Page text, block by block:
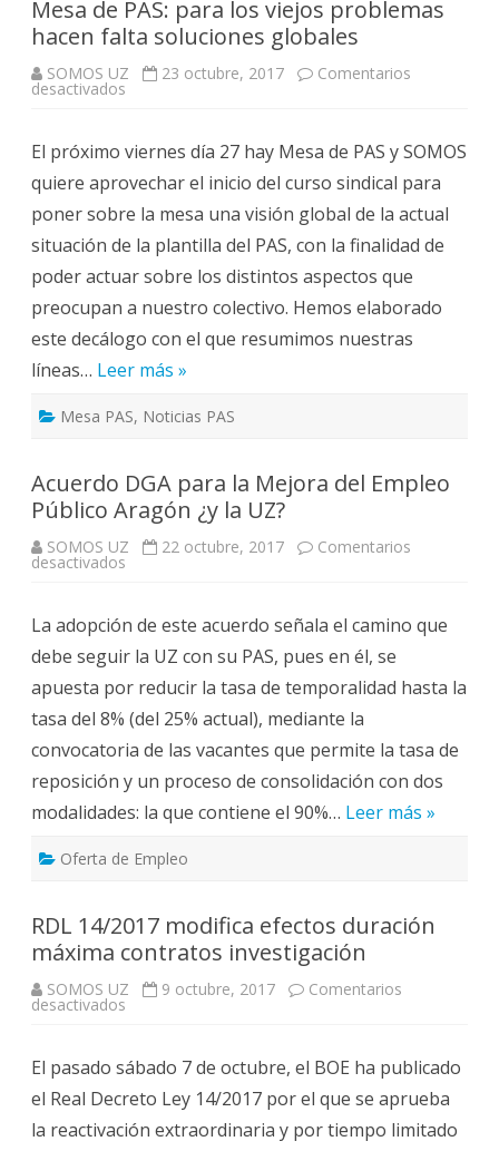
Mesa de PAS: para los viejos problemas
hacen falta soluciones globales
SOMOS UZ 23 octubre, 2017 Comentarios
desactivados
para
los
viejos
problemas
hacen
falta
soluciones
globales
El próximo viernes día 27 hay Mesa de PAS y SOMOS
quiere aprovechar el inicio del curso sindical para
poner sobre la mesa una visión global de la actual
situación de la plantilla del PAS, con la finalidad de
poder actuar sobre los distintos aspectos que
preocupan a nuestro colectivo. Hemos elaborado
este decálogo con el que resumimos nuestras
líneas… Leer más »
Mesa PAS, Noticias PAS
Acuerdo DGA para la Mejora del Empleo
Público Aragón ¿y la UZ?
SOMOS UZ 22 octubre, 2017 Comentarios
desactivados
la
Mejora
del
Empleo
Público
Aragón
¿y
la
UZ?
La adopción de este acuerdo señala el camino que
debe seguir la UZ con su PAS, pues en él, se
apuesta por reducir la tasa de temporalidad hasta la
tasa del 8% (del 25% actual), mediante la
convocatoria de las vacantes que permite la tasa de
reposición y un proceso de consolidación con dos
modalidades: la que contiene el 90%… Leer más »
Oferta de Empleo
RDL 14/2017 modifica efectos duración
máxima contratos investigación
SOMOS UZ 9 octubre, 2017 Comentarios
desactivados
efectos
duración
máxima
contratos
investigación
El pasado sábado 7 de octubre, el BOE ha publicado
el Real Decreto Ley 14/2017 por el que se aprueba
la reactivación extraordinaria y por tiempo limitado